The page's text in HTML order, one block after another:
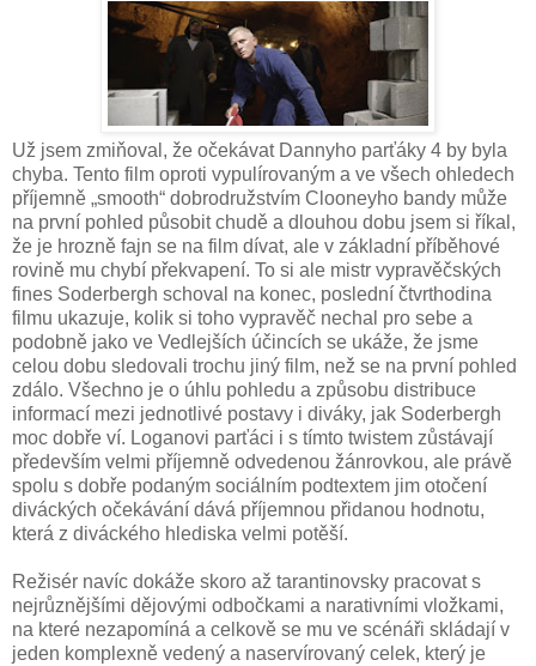
Už jsem zmiňoval, že očekávat Dannyho parťáky 4 by byla
chyba. Tento film oproti vypulírovaným a ve všech ohledech
příjemně „smooth“ dobrodružstvím Clooneyho bandy může
na první pohled působit chudě a dlouhou dobu jsem si říkal,
že je hrozně fajn se na film dívat, ale v základní příběhové
rovině mu chybí překvapení. To si ale mistr vypravěčských
fines Soderbergh schoval na konec, poslední čtvrthodina
filmu ukazuje, kolik si toho vypravěč nechal pro sebe a
podobně jako ve Vedlejších účincích se ukáže, že jsme
celou dobu sledovali trochu jiný film, než se na první pohled
zdálo. Všechno je o úhlu pohledu a způsobu distribuce
informací mezi jednotlivé postavy i diváky, jak Soderbergh
moc dobře ví. Loganovi parťáci i s tímto twistem zůstávají
především velmi příjemně odvedenou žánrovkou, ale právě
spolu s dobře podaným sociálním podtextem jim otočení
diváckých očekávání dává příjemnou přidanou hodnotu,
která z diváckého hlediska velmi potěší.
Režisér navíc dokáže skoro až tarantinovsky pracovat s
nejrůznějšími dějovými odbočkami a narativními vložkami,
na které nezapomíná a celkově se mu ve scénáři skládají v
jeden komplexně vedený a naservírovaný celek, který je